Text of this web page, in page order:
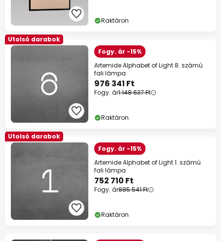
Raktáron
Utolsó darabok
Fogy. ár -15%
Artemide Alphabet of Light 8. számú
fali lámpa
976 341 Ft
Fogy. ár1 148 637 Ft
Raktáron
Utolsó darabok
Fogy. ár -15%
Artemide Alphabet of Light 1. számú
fali lámpa
752 710 Ft
Fogy. ár885 541 Ft
Raktáron